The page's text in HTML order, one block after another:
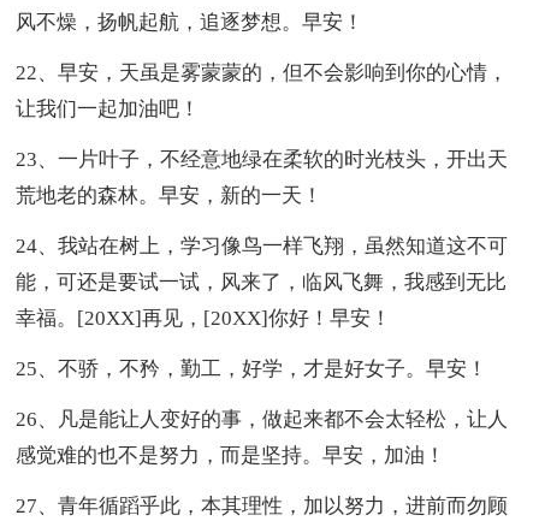
风不燥，扬帆起航，追逐梦想。早安！
22、早安，天虽是雾蒙蒙的，但不会影响到你的心情，
让我们一起加油吧！
23、一片叶子，不经意地绿在柔软的时光枝头，开出天
荒地老的森林。早安，新的一天！
24、我站在树上，学习像鸟一样飞翔，虽然知道这不可
能，可还是要试一试，风来了，临风飞舞，我感到无比
幸福。[20XX]再见，[20XX]你好！早安！
25、不骄，不矜，勤工，好学，才是好女子。早安！
26、凡是能让人变好的事，做起来都不会太轻松，让人
感觉难的也不是努力，而是坚持。早安，加油！
27、青年循蹈乎此，本其理性，加以努力，进前而勿顾